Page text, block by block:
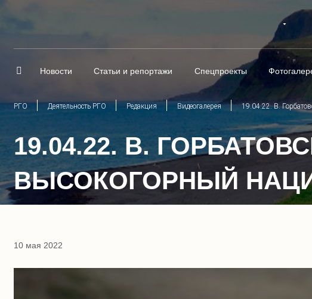
Новости Статьи и репортажи Спецпроекты
РГО Деятельность РГО Редакция Видеогалерея 19.04.22. В.
19.04.22. В.
ВЫСОКОГОРНЫЙ
10 мая 2022